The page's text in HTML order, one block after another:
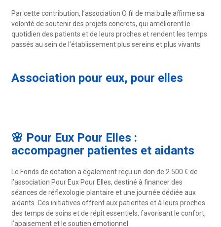
Par cette contribution, l’association O fil de ma bulle affirme sa
volonté de soutenir des projets concrets, qui améliorent le
quotidien des patients et de leurs proches et rendent les temps
passés au sein de l’établissement plus sereins et plus vivants.
Association pour eux, pour elles
🌸 Pour Eux Pour Elles :
accompagner patientes et aidants
Le Fonds de dotation a également reçu un don de 2 500 € de
l’association Pour Eux Pour Elles, destiné à financer des
séances de réflexologie plantaire et une journée dédiée aux
aidants. Ces initiatives offrent aux patientes et à leurs proches
des temps de soins et de répit essentiels, favorisant le confort,
l’apaisement et le soutien émotionnel.